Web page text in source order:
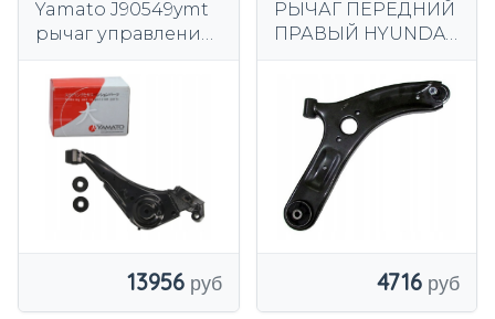
Yamato J90549ymt
рычаг управления,
13956
РЫЧАГ ПЕРЕДНИЙ
ПРАВЫЙ HYUNDAI
4716